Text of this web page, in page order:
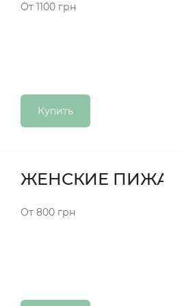
От 1100 грн
Купить
ЖЕНСКИЕ
От 800 грн